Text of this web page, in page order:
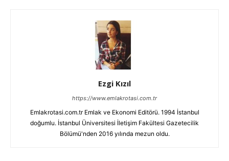
Ezgi Kızıl
https://www.emlakrotasi.com.tr
Emlakrotasi.com.tr Emlak ve Ekonomi Editörü. 1994 İstanbul
doğumlu. İstanbul Üniversitesi İletişim Fakültesi Gazetecilik
Bölümü'nden 2016 yılında mezun oldu.